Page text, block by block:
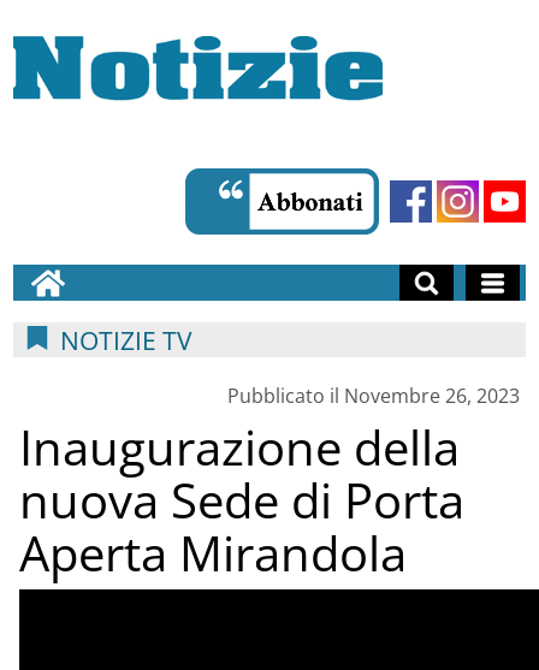
NOTIZIE TV
Pubblicato il Novembre 26, 2023
Inaugurazione della
nuova Sede di Porta
Aperta Mirandola